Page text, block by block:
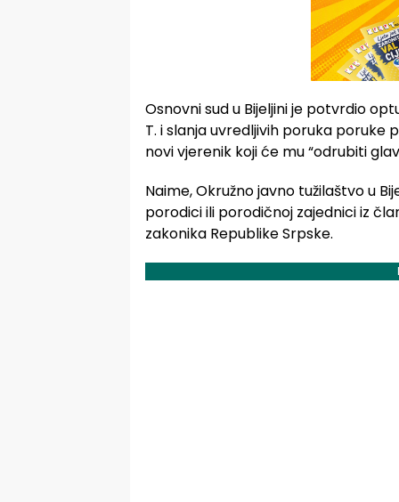
Osnovni sud u Bijeljini je potvrdio
T. i slanja uvredljivih poruka poruke
novi vjerenik koji će mu “odrubiti
Naime, Okružno javno tužilaštvo u
porodici ili porodičnoj zajednici iz
zakonika Republike Srpske.